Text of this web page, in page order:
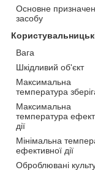
Основне
засобу
Вага
Шкідливий об'єкт
Максимальна
температура
Максимальна
температура
дії
Мінімальна
ефективної дії
Оброблювані